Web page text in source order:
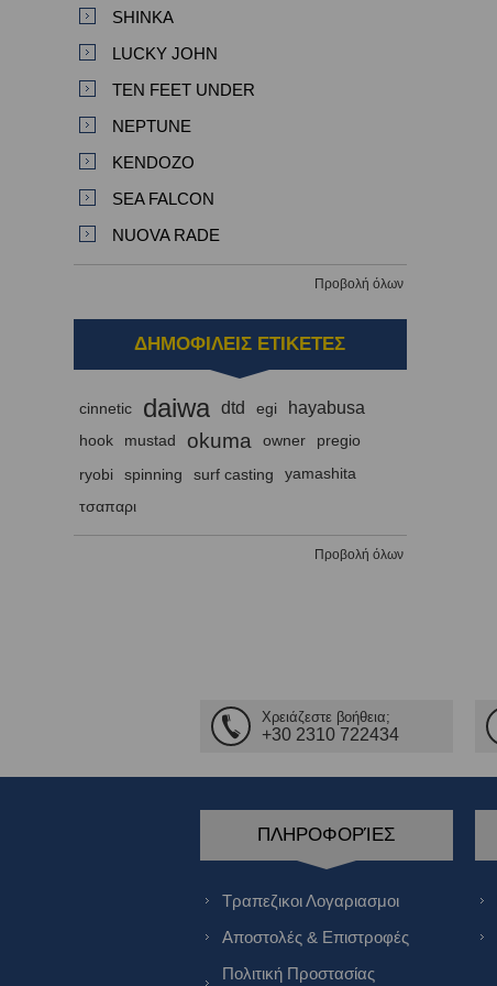
SHINKA
LUCKY JOHN
TEN FEET UNDER
NEPTUNE
KENDOZO
SEA FALCON
NUOVA RADE
Προβολή όλων
ΔΗΜΟΦΙΛΕΙΣ ΕΤΙΚΕΤΕΣ
cinnetic daiwa dtd egi hayabusa
hook mustad okuma owner pregio
ryobi spinning surf casting
yamashita
τσαπαρι
Προβολή όλων
Χρειάζεστε βοήθεια;
+30 2310 722434
ΠΛΗΡΟΦΟΡΊΕΣ
Τραπεζικοι Λογαριασμοι
Αποστολές & Επιστροφές
Πολιτική Προστασίας